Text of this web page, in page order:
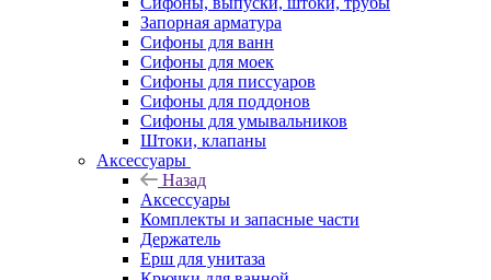
Запорная арматура
Сифоны для ванн
Сифоны для моек
Сифоны для писсуаров
Сифоны для поддонов
Сифоны для умывальников
Штоки, клапаны
Аксессуары
Назад
Аксессуары
Комплекты и запасные части
Держатель
Ерш для унитаза